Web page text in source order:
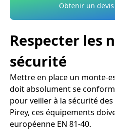
Obtenir un
Respecter les
sécurité
Mettre en place un monte-
doit absolument se
pour veiller à la sécurité
Pirey, ces équipements
européenne EN 81-40.